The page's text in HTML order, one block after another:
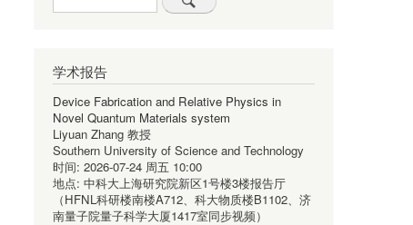
学术报告
Device Fabrication and Relative Physics in
Novel Quantum Materials system
Liyuan Zhang 教授
Southern University of Science and Technology
时间: 2026-07-24 周五 10:00
地点: 中科大上海研究院新区1号楼3楼报告厅
（HFNL科研楼南楼A712、科大物质楼B1102、济
南量子院量子科学大厦1417室同步视频）